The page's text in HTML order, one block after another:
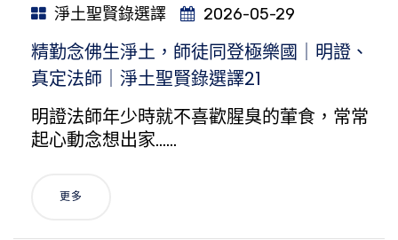
淨土聖賢錄選譯 2026-05-29
精勤念佛生淨土，師徒同登極樂國｜明證、
真定法師｜淨土聖賢錄選譯21
明證法師年少時就不喜歡腥臭的葷食，常常
起心動念想出家……
更多